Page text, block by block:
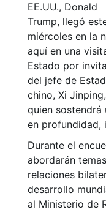
EE.UU., Donald
Trump, llegó
miércoles en la
aquí en una
Estado por
del jefe de
chino, Xi
quien sostendrá
en profundidad,
Durante el
abordarán
relaciones
desarrollo
al Ministerio de